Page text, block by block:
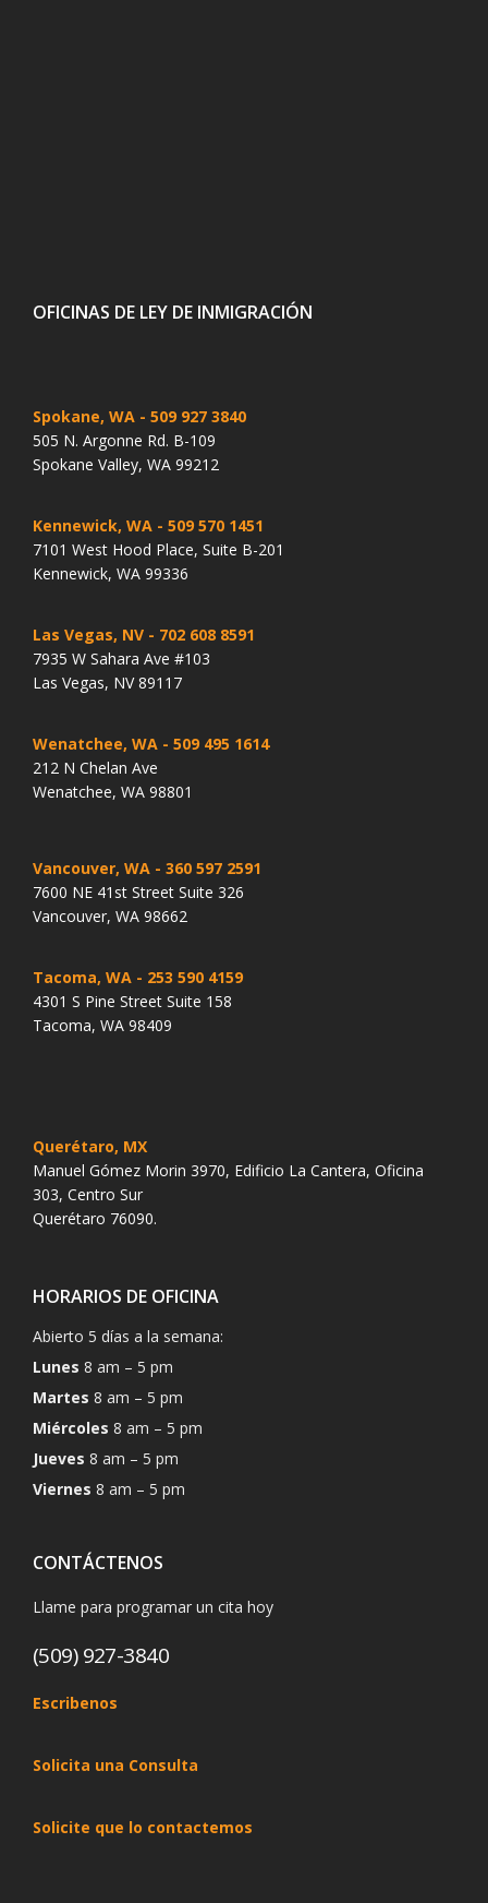
OFICINAS DE LEY DE INMIGRACIÓN
Spokane, WA - 509 927 3840
505 N. Argonne Rd. B-109
Spokane Valley, WA 99212
Kennewick, WA - 509 570 1451
7101 West Hood Place, Suite B-201
Kennewick, WA 99336
Las Vegas, NV - 702 608 8591
7935 W Sahara Ave #103
Las Vegas, NV 89117
Wenatchee, WA - 509 495 1614
212 N Chelan Ave
Wenatchee, WA 98801
Vancouver, WA - 360 597 2591
7600 NE 41st Street Suite 326
Vancouver, WA 98662
Tacoma, WA - 253 590 4159
4301 S Pine Street Suite 158
Tacoma, WA 98409
Querétaro, MX
Manuel Gómez Morin 3970, Edificio La Cantera, Oficina
303, Centro Sur
Querétaro 76090.
HORARIOS DE OFICINA
Abierto 5 días a la semana:
Lunes 8 am – 5 pm
Martes 8 am – 5 pm
Miércoles 8 am – 5 pm
Jueves 8 am – 5 pm
Viernes 8 am – 5 pm
CONTÁCTENOS
Llame para programar un cita hoy
(509) 927-3840
Escribenos
Solicita una Consulta
Solicite que lo contactemos